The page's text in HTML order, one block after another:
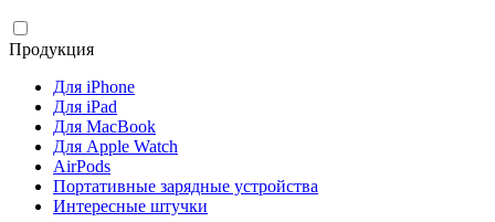
Продукция
Для iPhone
Для iPad
Для MacBook
Для Apple Watch
AirPods
Портативные зарядные устройства
Интересные штучки